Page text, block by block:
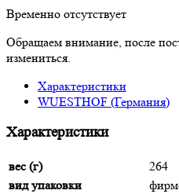
Временно отсутствует
Обращаем внимание, после
измениться.
Характеристики
WUESTHOF (Германия)
Характеристики
вес (г)
264
вид упаковки